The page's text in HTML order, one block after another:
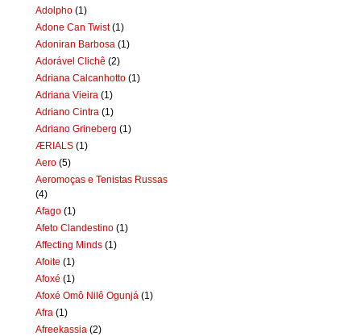
Adolpho (1)
Adone Can Twist (1)
Adoniran Barbosa (1)
Adorável Clichê (2)
Adriana Calcanhotto (1)
Adriana Vieira (1)
Adriano Cintra (1)
Adriano Grineberg (1)
ÆRIALS (1)
Aero (5)
Aeromoças e Tenistas Russas
(4)
Afago (1)
Afeto Clandestino (1)
Affecting Minds (1)
Afoite (1)
Afoxé (1)
Afoxé Omô Nilê Ogunjá (1)
Afra (1)
Afreekassia (2)